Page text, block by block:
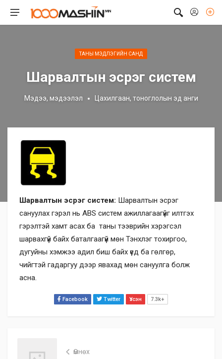
ТАНЫ МЭДЛЭГИЙН САНД
Шарвалтын эсрэг систем
Мэдээ, мэдээлэл Цахилгаан, тоноглолын эд анги
Шарвалтын эсрэг систем: Шарвалтын эсрэг
сануулах гэрэл нь ABS систем ажиллагаагүйг илтгэх
гэрэлтэй хамт асах ба таны тээврийн хэрэгсэл
шарвахгүй байх баталгаагүй мөн Тэнхлэг тохиргоо,
дугуйны хэмжээ адил биш байх үед ба гөлгөр,
чийгтэй гадаргуу дээр явахад мөн сануулга болж
асна.
Facebook Twitter Үзсэн 7.3k+
Өмнөх